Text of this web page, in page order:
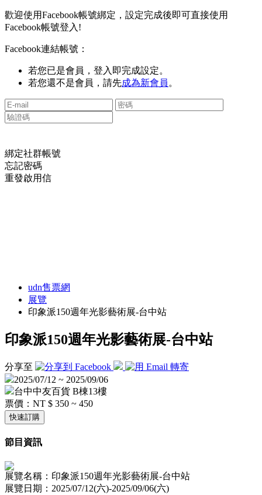
歡迎使用Facebook帳號綁定，設定完成後即可直接使用
Facebook帳號登入!
Facebook連結帳號：
若您已是會員，登入即完成設定。
若您還不是會員，請先成為新會員 。
綁定社群帳號
忘記密碼
重發啟用信
udn售票網
展覽
印象派150週年光影藝術展-台中站
印象派150週年光影藝術展-台中站
分享至
2025/07/12 ~ 2025/09/06
台中中友百貨 B棟13樓
票價： NT $ 350 ~ 450
快速訂購
節目資訊
展覽名稱：印象派150週年光影藝術展-台中站
展覽日期：2025/07/12(六)-2025/09/06(六)